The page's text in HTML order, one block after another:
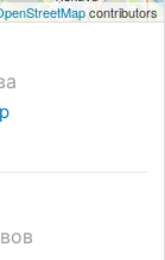
contributors